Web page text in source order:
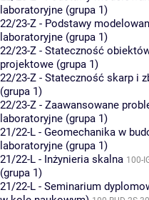
laboratoryjne (grupa 1)
22/23-Z - Podstawy
laboratoryjne (grupa 1)
22/23-Z - Stateczność
projektowe (grupa 1)
22/23-Z - Stateczność skarp i
(grupa 1)
22/23-Z - Zaawansowane
laboratoryjne (grupa 1)
21/22-L - Geomechanika w
laboratoryjne (grupa 1)
21/22-L - Inżynieria skalna 100-
(grupa 1)
21/22-L - Seminarium